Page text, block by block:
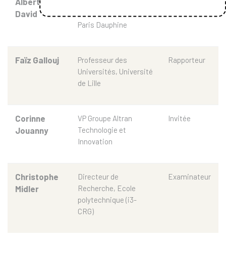
David
Paris Dauphine
Faïz Gallouj
Professeur des
Universités, Université
de Lille
Rapporteur
Corinne
Jouanny
VP Groupe Altran
Technologie et
Innovation
Invitée
Christophe
Midler
Directeur de
Recherche, Ecole
polytechnique (i3-
CRG)
Examinateur